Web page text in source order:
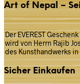
Art of Nepal –
Der EVEREST
wird von Herrn Rajib
des Kunsthandwerks
Sicher Einkaufen